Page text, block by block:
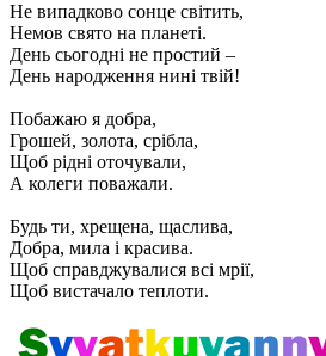
Не випадково сонце світить,
Немов свято на планеті.
День сьогодні не простий –
День народження нині твій!
Побажаю я добра,
Грошей, золота, срібла,
Щоб рідні оточували,
А колеги поважали.
Будь ти, хрещена, щаслива,
Добра, мила і красива.
Щоб справджувалися всі мрії,
Щоб вистачало теплоти.